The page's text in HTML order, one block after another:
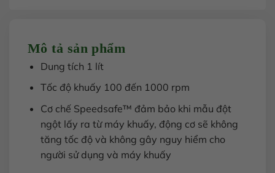
Mô tả sản phẩm
Dung tích 1 lít
Tốc độ khuấy 100 đến 1000 rpm
Cơ chế Speedsafe™ đảm bảo khi mẫu đột
ngột lấy ra từ máy khuấy, động cơ sẽ không
tăng tốc độ và không gây nguy hiểm cho
người sử dụng và máy khuấy